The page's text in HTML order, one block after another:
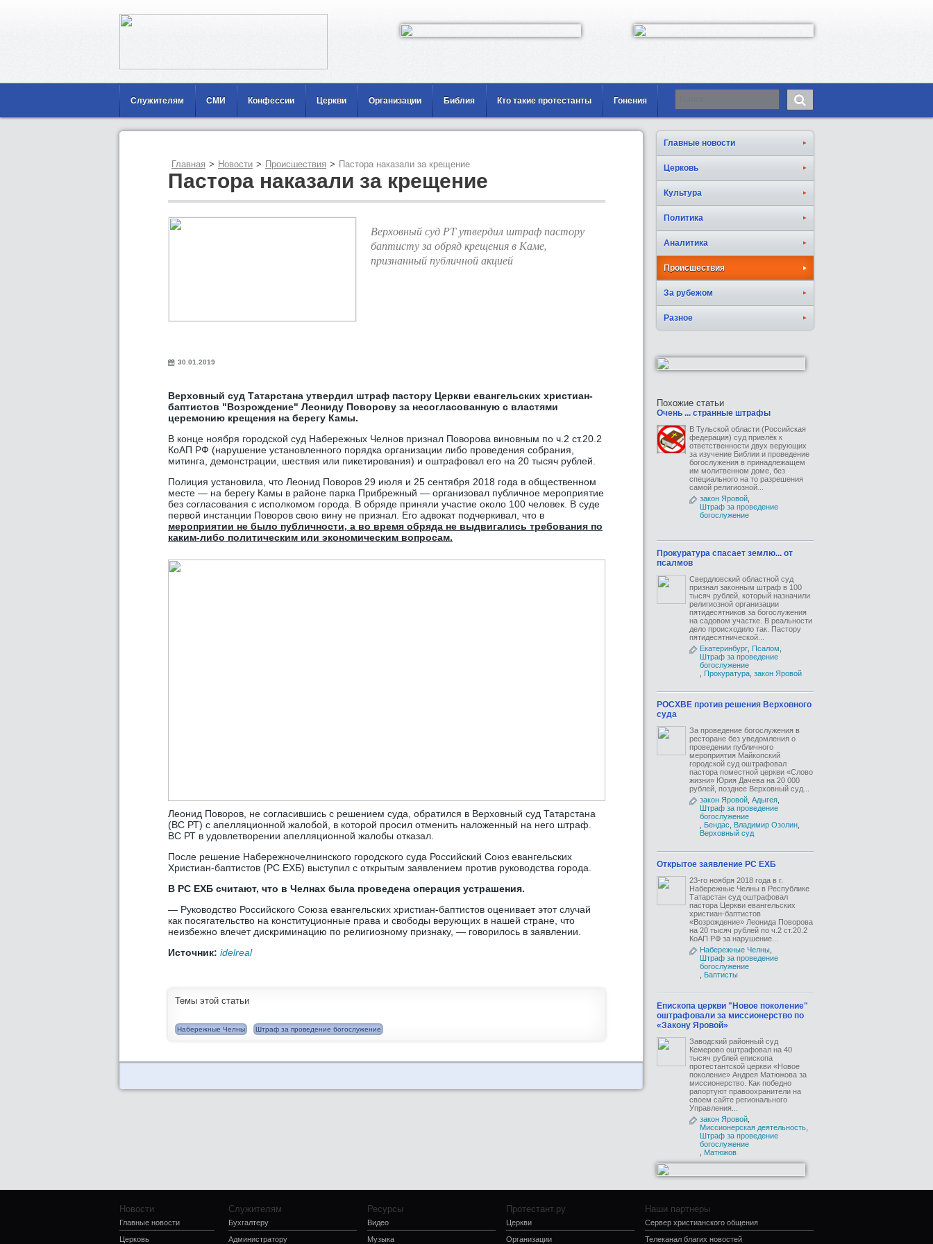
Служителям СМИ Конфессии Церкви Организации Библия Кто такие протестанты Гонения
Главная > Новости > Происшествия > Пастора наказали за крещение
Пастора наказали за крещение
Верховный суд РТ утвердил штраф пастору
баптисту за обряд крещения в Каме,
признанный публичной акцией
30.01.2019
Верховный суд Татарстана утвердил штраф пастору Церкви евангельских христиан-
баптистов "Возрождение" Леониду Поворову за несогласованную с властями
церемонию крещения на берегу Камы.
В конце ноября городской суд Набережных Челнов признал Поворова виновным по ч.2 ст.20.2
КоАП РФ (нарушение установленного порядка организации либо проведения собрания,
митинга, демонстрации, шествия или пикетирования) и оштрафовал его на 20 тысяч рублей.
Полиция установила, что Леонид Поворов 29 июля и 25 сентября 2018 года в общественном
месте — на берегу Камы в районе парка Прибрежный — организовал публичное мероприятие
без согласования с исполкомом города. В обряде приняли участие около 100 человек. В суде
первой инстанции Поворов свою вину не признал. Его адвокат подчеркивал, что в
мероприятии не было публичности, а во время обряда не выдвигались требования по
каким-либо политическим или экономическим вопросам.
Леонид Поворов, не согласившись с решением суда, обратился в Верховный суд Татарстана
(ВС РТ) с апелляционной жалобой, в которой просил отменить наложенный на него штраф.
ВС РТ в удовлетворении апелляционной жалобы отказал.
После решение Набережночелнинского городского суда Российский Союз евангельских
Христиан-баптистов (РС ЕХБ) выступил с открытым заявлением против руководства города.
В РС ЕХБ считают, что в Челнах была проведена операция устрашения.
— Руководство Российского Союза евангельских христиан-баптистов оценивает этот случай
как посягательство на конституционные права и свободы верующих в нашей стране, что
неизбежно влечет дискриминацию по религиозному признаку, — говорилось в заявлении.
Источник: idelreal
Темы этой статьи
Набережные Челны Штраф за проведение богослужение
Главные новости
Церковь
Культура
Политика
Аналитика
Происшествия
За рубежом
Разное
Похожие статьи
Очень ... странные штрафы
В Тульской области (Российская
федерация) суд привлёк к
ответственности двух верующих
за изучение Библии и проведение
богослужения в принадлежащем
им молитвенном доме, без
специального на то разрешения
самой религиозной...
закон Яровой
Штраф за проведение
богослужение
Прокуратура спасает землю... от
псалмов
Свердловский областной суд
признал законным штраф в 100
тысяч рублей, который назначили
религиозной организации
пятидесятников за богослужения
на садовом участке. В реальности
дело происходило так. Пастору
пятидесятнической...
Екатеринбург Псалом
Штраф за проведение
богослужение
Прокуратура закон Яровой
РОСХВЕ против решения Верховного
суда
За проведение богослужения в
ресторане без уведомления о
проведении публичного
мероприятия Майкопский
городской суд оштрафовал
пастора поместной церкви «Слово
жизни» Юрия Дачева на 20 000
рублей, позднее Верховный суд...
закон Яровой Адыгея
Штраф за проведение
богослужение
Бендас Владимир Озолин
Верховный суд
Открытое заявление РС ЕХБ
23-го ноября 2018 года в г.
Набережные Челны в Республике
Татарстан суд оштрафовал
пастора Церкви евангельских
христиан-баптистов
«Возрождение» Леонида Поворова
на 20 тысяч рублей по ч.2 ст.20.2
КоАП РФ за нарушение...
Набережные Челны
Штраф за проведение
богослужение
Баптисты
Епископа церкви "Новое поколение"
оштрафовали за миссионерство по
«Закону Яровой»
Заводский районный суд
Кемерово оштрафовал на 40
тысяч рублей епископа
протестантской церкви «Новое
поколение» Андрея Матюжова за
миссионерство. Как победно
рапортуют правоохранители на
своем сайте регионального
Управления...
закон Яровой
Миссионерская деятельность
Штраф за проведение
богослужение
Матюжов
Новости
Главные новости
Церковь
Служителям
Бухгалтеру
Администратору
Ресурсы
Видео
Музыка
Протестант.ру
Церкви
Организации
Наши партнеры
Сервер христианского общения
Телеканал благих новостей